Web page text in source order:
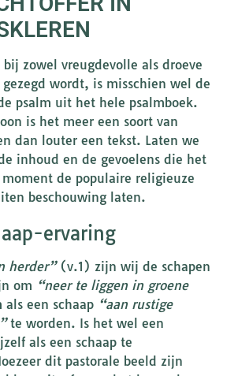
bij zowel vreugdevolle als droeve
gezegd wordt, is misschien wel de
psalm uit het hele psalmboek.
is het meer een soort van
dan louter een tekst. Laten we
inhoud en de gevoelens die het
de populaire religieuze
beschouwing laten.
ervaring
herder”(v.1) zijn wij de schapen
om “neer te liggen in groene
een schaap “aan rustige
te worden. Is het wel een
als een schaap te
dit pastorale beeld zijn